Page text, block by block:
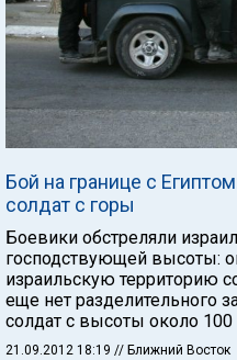
Бой на границе с
солдат с горы
Боевики обстреляли
господствующей высоты:
израильскую территорию
еще нет разделительного
солдат с высоты около 100
21.09.2012 18:19 // Ближний Восток